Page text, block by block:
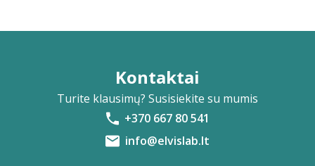
Kontaktai
Turite klausimų? Susisiekite su mumis
+370 667 80 541
info@elvislab.lt